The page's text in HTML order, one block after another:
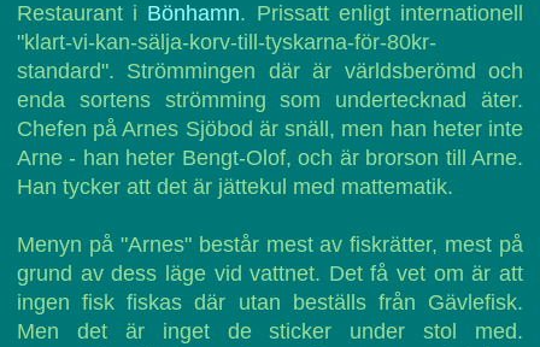
Restaurant i Bönhamn. Prissatt enligt internationell
"klart-vi-kan-sälja-korv-till-tyskarna-för-80kr-
standard". Strömmingen där är världsberömd och
enda sortens strömming som undertecknad äter.
Chefen på Arnes Sjöbod är snäll, men han heter inte
Arne - han heter Bengt-Olof, och är brorson till Arne.
Han tycker att det är jättekul med mattematik.
Menyn på "Arnes" består mest av fiskrätter, mest på
grund av dess läge vid vattnet. Det få vet om är att
ingen fisk fiskas där utan beställs från Gävlefisk.
Men det är inget de sticker under stol med.